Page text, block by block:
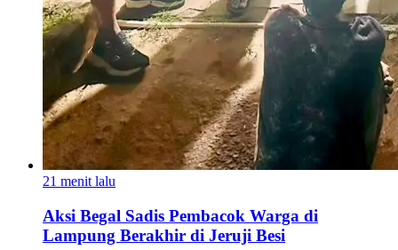
21 menit lalu
Aksi Begal Sadis Pembacok Warga di
Lampung Berakhir di Jeruji Besi